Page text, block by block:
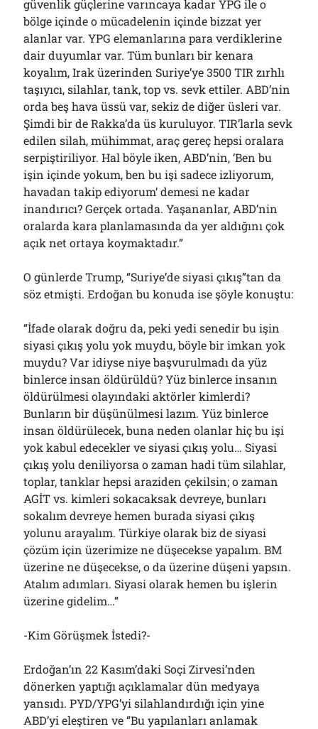
güvenlik güçlerine varıncaya kadar YPG ile o
bölge içinde o mücadelenin içinde bizzat yer
alanlar var. YPG elemanlarına para verdiklerine
dair duyumlar var. Tüm bunları bir kenara
koyalım, Irak üzerinden Suriye’ye 3500 TIR zırhlı
taşıyıcı, silahlar, tank, top vs. sevk ettiler. ABD’nin
orda beş hava üssü var, sekiz de diğer üsleri var.
Şimdi bir de Rakka’da üs kuruluyor. TIR’larla sevk
edilen silah, mühimmat, araç gereç hepsi oralara
serpiştiriliyor. Hal böyle iken, ABD’nin, ‘Ben bu
işin içinde yokum, ben bu işi sadece izliyorum,
havadan takip ediyorum’ demesi ne kadar
inandırıcı? Gerçek ortada. Yaşananlar, ABD’nin
oralarda kara planlamasında da yer aldığını çok
açık net ortaya koymaktadır.”
O günlerde Trump, “Suriye’de siyasi çıkış”tan da
söz etmişti. Erdoğan bu konuda ise şöyle konuştu:
“İfade olarak doğru da, peki yedi senedir bu işin
siyasi çıkış yolu yok muydu, böyle bir imkan yok
muydu? Var idiyse niye başvurulmadı da yüz
binlerce insan öldürüldü? Yüz binlerce insanın
öldürülmesi olayındaki aktörler kimlerdi?
Bunların bir düşünülmesi lazım. Yüz binlerce
insan öldürülecek, buna neden olanlar hiç bu işi
yok kabul edecekler ve siyasi çıkış yolu… Siyasi
çıkış yolu deniliyorsa o zaman hadi tüm silahlar,
toplar, tanklar hepsi araziden çekilsin; o zaman
AGİT vs. kimleri sokacaksak devreye, bunları
sokalım devreye hemen burada siyasi çıkış
yolunu arayalım. Türkiye olarak biz de siyasi
çözüm için üzerimize ne düşecekse yapalım. BM
üzerine ne düşecekse, o da üzerine düşeni yapsın.
Atalım adımları. Siyasi olarak hemen bu işlerin
üzerine gidelim…”
-Kim Görüşmek İstedi?-
Erdoğan’ın 22 Kasım’daki Soçi Zirvesi’nden
dönerken yaptığı açıklamalar dün medyaya
yansıdı. PYD/YPG’yi silahlandırdığı için yine
ABD’yi eleştiren ve “Bu yapılanları anlamak